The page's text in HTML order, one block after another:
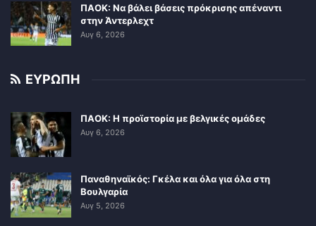
ΠΑΟΚ: Να βάλει βάσεις πρόκρισης απέναντι
στην Άντερλεχτ
Αυγ 6, 2026
ΕΥΡΩΠΗ
ΠΑΟΚ: Η προϊστορία με βελγικές ομάδες
Αυγ 6, 2026
Παναθηναϊκός: Γκέλα και όλα για όλα στη
Βουλγαρία
Αυγ 5, 2026